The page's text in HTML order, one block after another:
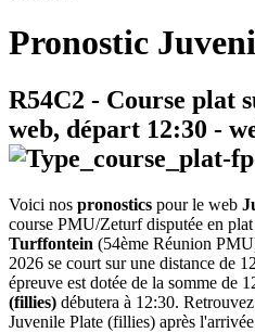
Pronostic
R54C2 - Course plat
web, départ 12:30 -
Voici nos pronostics pour le web
course PMU/Zeturf disputée en
Turffontein (54ème Réunion
2026 se court sur une distance de
épreuve est dotée de la somme de
(fillies) débutera à 12:30.
Juvenile Plate (fillies) après